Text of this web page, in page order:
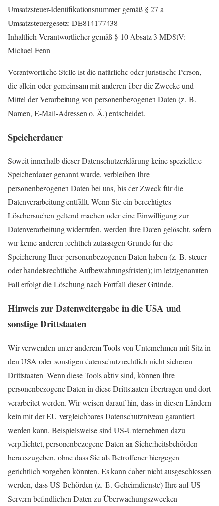
Umsatzsteuer-Identifikationsnummer gemäß § 27 a
Umsatzsteuergesetz: DE814177438
Inhaltlich Verantwortlicher gemäß § 10 Absatz 3 MDStV:
Michael Fenn
Verantwortliche Stelle ist die natürliche oder juristische Person,
die allein oder gemeinsam mit anderen über die Zwecke und
Mittel der Verarbeitung von personenbezogenen Daten (z. B.
Namen, E-Mail-Adressen o. Ä.) entscheidet.
Speicherdauer
Soweit innerhalb dieser Datenschutzerklärung keine speziellere
Speicherdauer genannt wurde, verbleiben Ihre
personenbezogenen Daten bei uns, bis der Zweck für die
Datenverarbeitung entfällt. Wenn Sie ein berechtigtes
Löschersuchen geltend machen oder eine Einwilligung zur
Datenverarbeitung widerrufen, werden Ihre Daten gelöscht, sofern
wir keine anderen rechtlich zulässigen Gründe für die
Speicherung Ihrer personenbezogenen Daten haben (z. B. steuer-
oder handelsrechtliche Aufbewahrungsfristen); im letztgenannten
Fall erfolgt die Löschung nach Fortfall dieser Gründe.
Hinweis zur Datenweitergabe in die USA und
sonstige Drittstaaten
Wir verwenden unter anderem Tools von Unternehmen mit Sitz in
den USA oder sonstigen datenschutzrechtlich nicht sicheren
Drittstaaten. Wenn diese Tools aktiv sind, können Ihre
personenbezogene Daten in diese Drittstaaten übertragen und dort
verarbeitet werden. Wir weisen darauf hin, dass in diesen Ländern
kein mit der EU vergleichbares Datenschutzniveau garantiert
werden kann. Beispielsweise sind US-Unternehmen dazu
verpflichtet, personenbezogene Daten an Sicherheitsbehörden
herauszugeben, ohne dass Sie als Betroffener hiergegen
gerichtlich vorgehen könnten. Es kann daher nicht ausgeschlossen
werden, dass US-Behörden (z. B. Geheimdienste) Ihre auf US-
Servern befindlichen Daten zu Überwachungszwecken